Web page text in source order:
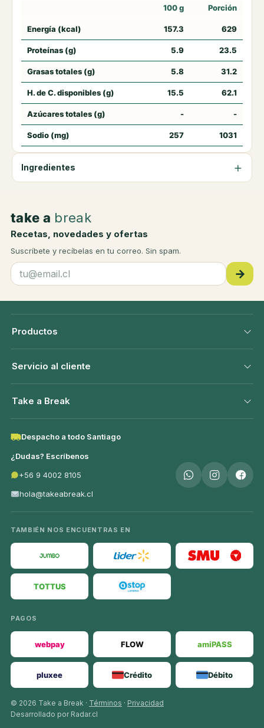
100 g Porción
Energía (kcal) 157.3 629
Proteínas (g) 5.9 23.5
Grasas totales (g) 5.8 31.2
H. de C. disponibles (g) 15.5 62.1
Azúcares totales (g) - -
Sodio (mg) 257 1031
Ingredientes
take a break
Recetas, novedades y ofertas
Suscríbete y recíbelas en tu correo. Sin spam.
→
Productos
Servicio al cliente
Take a Break
Despacho a todo Santiago
¿Dudas? Escríbenos
+56 9 4002 8105
hola@takeabreak.cl
TAMBIÉN NOS ENCUENTRAS EN
TOTTUS
PAGOS
webpay FLOW amiPASS
pluxee Crédito Débito
© 2026 Take a Break · Términos · Privacidad
Desarrollado por Radar.cl